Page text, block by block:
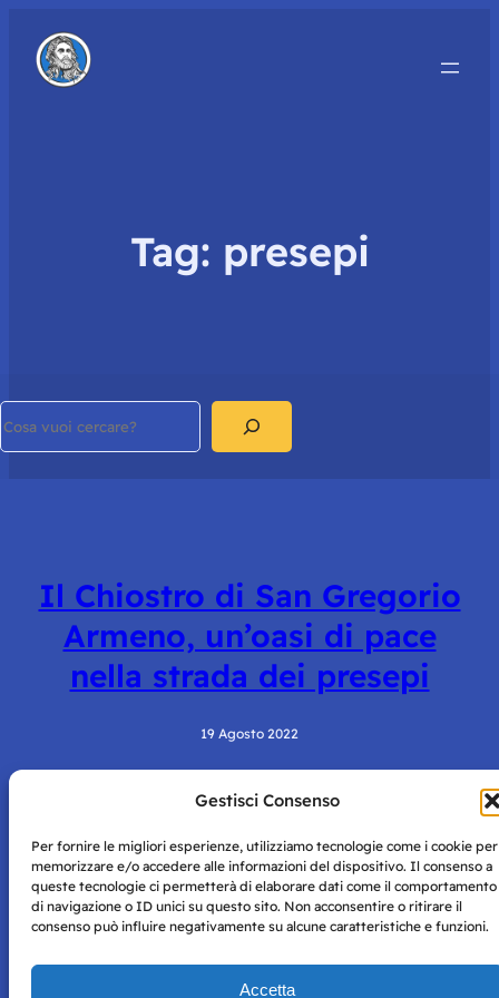
Gestisci Consenso
Per fornire le migliori esperienze, utilizziamo tecnologie come i cookie per
memorizzare e/o accedere alle informazioni del dispositivo. Il consenso a
queste tecnologie ci permetterà di elaborare dati come il comportamento
di navigazione o ID unici su questo sito. Non acconsentire o ritirare il
consenso può influire negativamente su alcune caratteristiche e funzioni.
Accetta
Tag: presepi
Il Chiostro di San Gregorio
Armeno, un’oasi di pace
nella strada dei presepi
19 Agosto 2022
Napoli con autorizzazione numero 38 del 25/9/2019.
Tutte le immagini e i contenuti su questo sito sono forniti